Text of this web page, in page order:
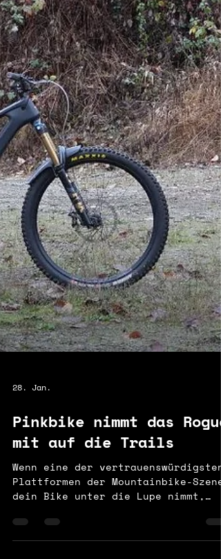
28. Jan.
Pinkbike nimmt das Rogue
mit auf die Trails
Wenn eine der vertrauenswürdigsten
dein Bike unter die Lupe nimmt,
solltest du hellhörig werden.